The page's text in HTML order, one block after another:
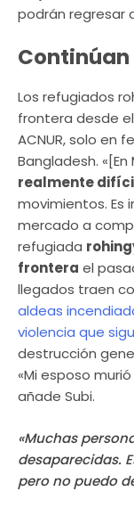
podrán regresar
Los refugiados
frontera desde
ACNUR, solo en
Bangladesh. «[En
realmente
movimientos. Es
mercado a
refugiada
frontera el
llegados traen
aldeas
violencia que
destrucción
«Mi esposo
añade Subi.
«Muchas
desaparecidas.
pero no puedo